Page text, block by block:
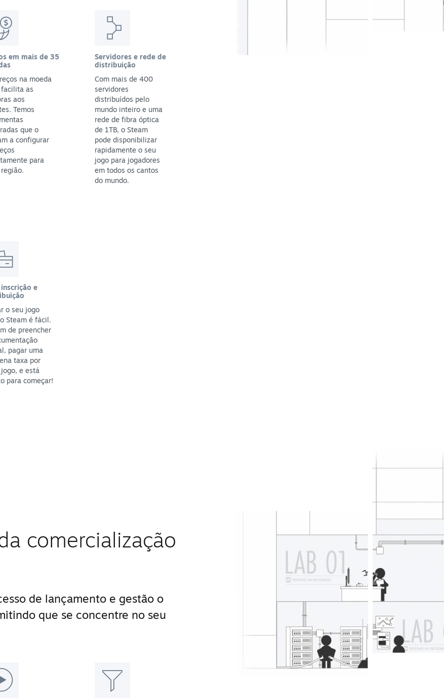
em mais de 35
na moeda
as
aos
Temos
que o
a configurar
para
Servidores e rede de
distribuição
Com mais de 400
servidores
distribuídos pelo
mundo inteiro e uma
rede de fibra óptica
de 1TB, o Steam
pode disponibilizar
rapidamente o seu
jogo para jogadores
em todos os cantos
do mundo.
inscrição e
o seu jogo
Steam é fácil.
de preencher
pagar uma
taxa por
e está
para começar!
comercialização
de lançamento e gestão o
que se concentre no seu